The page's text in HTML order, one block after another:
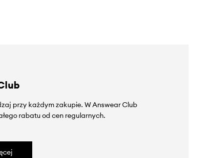
przy każdym zakupie. W Answear Club
rabatu od cen regularnych.